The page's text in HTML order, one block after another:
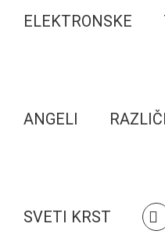
ELEKTRONSKE
ANGELI
SVETI KRST